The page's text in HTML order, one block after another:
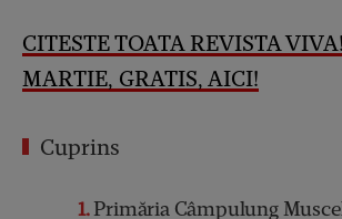
CITESTE TOATA REVISTA
MARTIE, GRATIS, AICI!
Cuprins
1Primăria Câmpulung